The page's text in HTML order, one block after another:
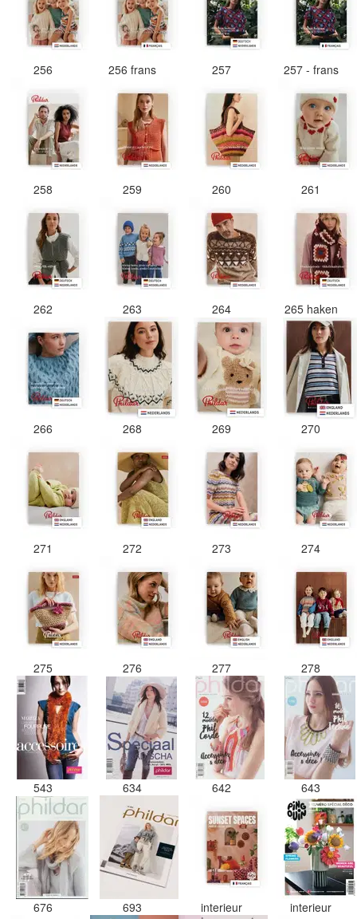
256 256 frans 257 257 - frans
258 259 260 261
262 263 264 265 haken
266 268 269 270
271 272 273 274
275 276 277 278
543 634 642 643
676 693 interieur interieur